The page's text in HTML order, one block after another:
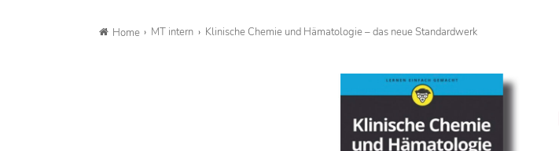
Home MT intern Klinische Chemie und Hämatologie – das neue Standardwerk